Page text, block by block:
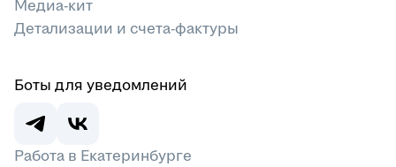
Медиа-кит
Детализации и счета-фактуры
Боты для уведомлений
Работа в Екатеринбурге